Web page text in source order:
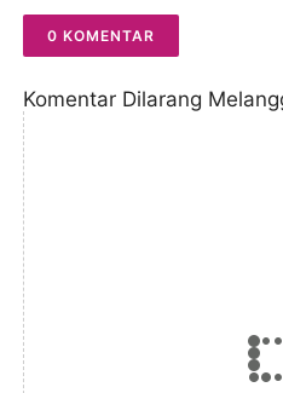
0 KOMENTAR
Komentar Dilarang